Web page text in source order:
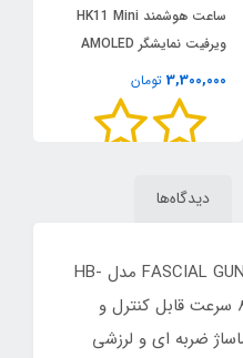
ساعت هوشمند HK11 Mini
ویرفیت نمایشگر AMOLED
3,300,000 تومان
دیدگاه‌ها
ماساژور تفنگی شارژی FASCIAL GUN PRO مدل HB-
005 همراه با 4 عدد سری و 8 سرعت قابل کنترل و
ضربه ای و لرزشی